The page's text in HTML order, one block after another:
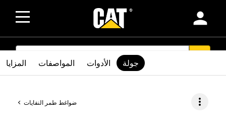
person
SEARCH
ضواغط طمر النفايات more_vert
المزايا المواصفات الأدوات جولة